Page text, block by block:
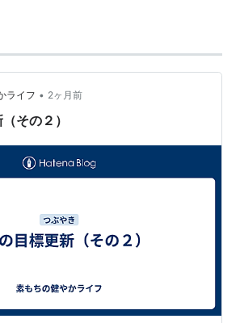
ライフ • 2ヶ月前
その２）